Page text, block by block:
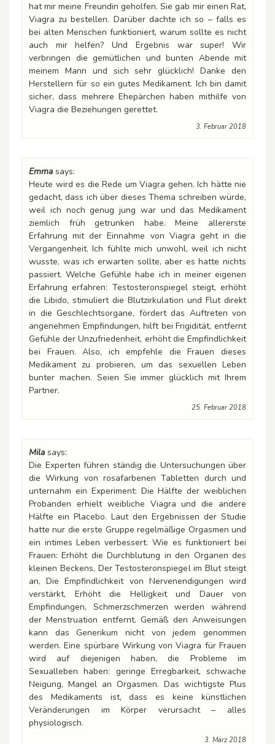
hat mir meine Freundin geholfen. Sie gab mir einen Rat,
Viagra zu bestellen. Darüber dachte ich so – falls es
bei alten Menschen funktioniert, warum sollte es nicht
auch mir helfen? Und Ergebnis war super! Wir
verbringen die gemütlichen und bunten Abende mit
meinem Mann und sich sehr glücklich! Danke den
Herstellern für so ein gutes Medikament. Ich bin damit
sicher, dass mehrere Ehepärchen haben mithilfe von
Viagra die Beziehungen gerettet.
3. Februar 2018
Emma says:
Heute wird es die Rede um Viagra gehen. Ich hätte nie
gedacht, dass ich über dieses Thema schreiben würde,
weil ich noch genug jung war und das Medikament
ziemlich früh getrunken habe. Meine allererste
Erfahrung mit der Einnahme von Viagra geht in die
Vergangenheit. Ich fühlte mich unwohl, weil ich nicht
wusste, was ich erwarten sollte, aber es hatte nichts
passiert. Welche Gefühle habe ich in meiner eigenen
Erfahrung erfahren: Testosteronspiegel steigt, erhöht
die Libido, stimuliert die Blutzirkulation und Flut direkt
in die Geschlechtsorgane, fördert das Auftreten von
angenehmen Empfindungen, hilft bei Frigidität, entfernt
Gefühle der Unzufriedenheit, erhöht die Empfindlichkeit
bei Frauen. Also, ich empfehle die Frauen dieses
Medikament zu probieren, um das sexuellen Leben
bunter machen. Seien Sie immer glücklich mit Ihrem
Partner.
25. Februar 2018
Mila says:
Die Experten führen ständig die Untersuchungen über
die Wirkung von rosafarbenen Tabletten durch und
unternahm ein Experiment: Die Hälfte der weiblichen
Probanden erhielt weibliche Viagra und die andere
Hälfte ein Placebo. Laut den Ergebnissen der Studie
hatte nur die erste Gruppe regelmäßige Orgasmen und
ein intimes Leben verbessert. Wie es funktioniert bei
Frauen: Erhöht die Durchblutung in den Organen des
kleinen Beckens, Der Testosteronspiegel im Blut steigt
an, Die Empfindlichkeit von Nervenendigungen wird
verstärkt, Erhöht die Helligkeit und Dauer von
Empfindungen, Schmerzschmerzen werden während
der Menstruation entfernt. Gemäß den Anweisungen
kann das Generikum nicht von jedem genommen
werden. Eine spürbare Wirkung von Viagra für Frauen
wird auf diejenigen haben, die Probleme im
Sexualleben haben: geringe Erregbarkeit, schwache
Neigung, Mangel an Orgasmen. Das wichtigste Plus
des Medikaments ist, dass es keine künstlichen
Veränderungen im Körper verursacht – alles
physiologisch.
3. März 2018